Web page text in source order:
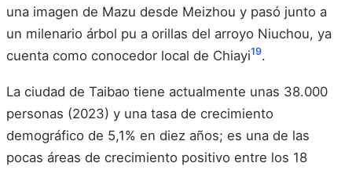
una imagen de Mazu desde Meizhou y pasó junto a
un milenario árbol pu a orillas del arroyo Niuchou, ya
cuenta como conocedor local de Chiayi19.
La ciudad de Taibao tiene actualmente unas 38.000
personas (2023) y una tasa de crecimiento
demográfico de 5,1% en diez años; es una de las
pocas áreas de crecimiento positivo entre los 18